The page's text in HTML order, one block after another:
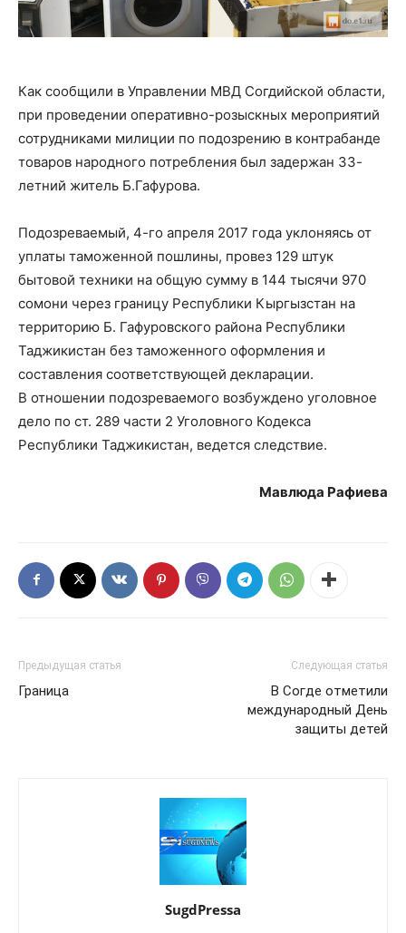
Как сообщили в Управлении МВД Согдийской области,
при проведении оперативно-розыскных мероприятий
сотрудниками милиции по подозрению в контрабанде
товаров народного потребления был задержан 33-
летний житель Б.Гафурова.
Подозреваемый, 4-го апреля 2017 года уклоняясь от
уплаты таможенной пошлины, провез 129 штук
бытовой техники на общую сумму в 144 тысячи 970
сомони через границу Республики Кыргызстан на
территорию Б. Гафуровского района Республики
Таджикистан без таможенного оформления и
составления соответствующей декларации.
В отношении подозреваемого возбуждено уголовное
дело по ст. 289 части 2 Уголовного Кодекса
Республики Таджикистан, ведется следствие.
Мавлюда Рафиева
Предыдущая статья
Граница
Следующая статья
В Согде отметили
международный День
защиты детей
SugdPressa